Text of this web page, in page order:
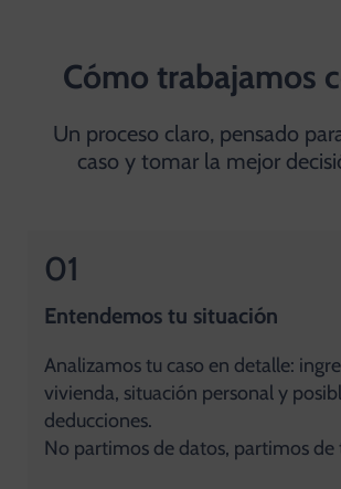
Cómo trabajamos
Un proceso claro, pensado
caso y tomar la mejor
01
Entendemos tu situación
Analizamos tu caso en detalle:
vivienda, situación personal y
deducciones.
No partimos de datos, partimos de